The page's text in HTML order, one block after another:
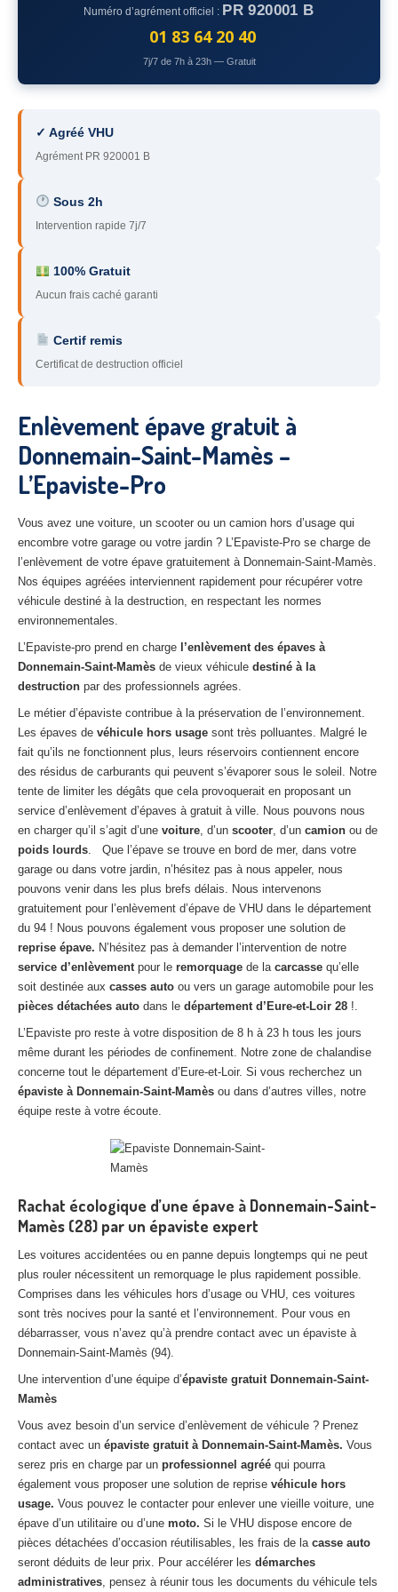
– Yvelines
– Hauts-de-Seine
93– Seine-Saint-Denis
94 – Val-de-Marne
95– Val d’Oise
91 – Essonne
– Yonne
60 – Oise
45 – Loiret
10– Aube
02– Aisne
Tousles secteurs
CENTRE VHU AGRÉE
Centreagréé VHU Paris 75 : casse auto avec destruction
Centreagréé VHU 78 : casse auto avec destruction
Centre agréé VHU 91 : casse auto avec destruction
Centreagréé VHU 92 : casse auto avec destruction
Centreagréé VHU 93 : casse auto avec destruction
Centreagréé VHU 94 : casse auto avec destruction
Centre agréé VHU 95 : casse auto avec destruction
DOCUMENTSÀ JOINDRE
RACHAT VÉHICULES
CONTACT
01 83 64 20 40
Numéro d’agrément officiel : PR 920001 B
01 83 64 20 40
7j/7 de 7h à 23h — Gratuit
✓ Agréé VHU
Agrément PR 920001 B
Sous 2h
Intervention rapide 7j/7
100% Gratuit
Aucun frais caché garanti
Certif remis
Certificat de destruction officiel
Enlèvement épave gratuit à
Donnemain-Saint-Mamès –
L’Epaviste-Pro
Vous avez une voiture, un scooter ou un camion hors d’usage qui
encombre votre garage ou votre jardin ? L’Epaviste-Pro se charge de
l’enlèvement de votre épave gratuitement à Donnemain-Saint-Mamès.
Nos équipes agréées interviennent rapidement pour récupérer votre
véhicule destiné à la destruction, en respectant les normes
environnementales.
L’Epaviste-pro prend en charge l’enlèvement des épaves à
Donnemain-Saint-Mamès de vieux véhicule destiné à la
destruction par des professionnels agrées.
Le métier d’épaviste contribue à la préservation de l’environnement.
Les épaves de véhicule hors usage sont très polluantes. Malgré le
fait qu’ils ne fonctionnent plus, leurs réservoirs contiennent encore
des résidus de carburants qui peuvent s’évaporer sous le soleil. Notre
tente de limiter les dégâts que cela provoquerait en proposant un
service d’enlèvement d’épaves à gratuit à ville. Nous pouvons nous
en charger qu’il s’agit d’une voiture, d’un scooter, d’un camion ou de
poids lourds. Que l’épave se trouve en bord de mer, dans votre
garage ou dans votre jardin, n’hésitez pas à nous appeler, nous
pouvons venir dans les plus brefs délais. Nous intervenons
gratuitement pour l’enlèvement d’épave de VHU dans le département
du 94 ! Nous pouvons également vous proposer une solution de
reprise épave. N’hésitez pas à demander l’intervention de notre
service d’enlèvementpour le remorquage de la carcasse qu’elle
soit destinée aux casses auto ou vers un garage automobile pour les
pièces détachées auto dans le département d’Eure-et-Loir 28 !.
L’Epaviste pro reste à votre disposition de 8 h à 23 h tous les jours
même durant les périodes de confinement. Notre zone de chalandise
concerne tout le département d’Eure-et-Loir. Si vous recherchez un
épaviste à Donnemain-Saint-Mamès ou dans d’autres villes, notre
équipe reste à votre écoute.
Rachat écologique d’une épave à Donnemain-Saint-
Mamès (28) par un épaviste expert
Les voitures accidentées ou en panne depuis longtemps qui ne peut
plus rouler nécessitent un remorquage le plus rapidement possible.
Comprises dans les véhicules hors d’usage ou VHU, ces voitures
sont très nocives pour la santé et l’environnement. Pour vous en
débarrasser, vous n’avez qu’à prendre contact avec un épaviste à
Donnemain-Saint-Mamès (94).
Une intervention d’une équipe d’épaviste gratuit Donnemain-Saint-
Mamès
Vous avez besoin d’un service d’enlèvement de véhicule ? Prenez
contact avec un épaviste gratuit à Donnemain-Saint-Mamès. Vous
serez pris en charge par un professionnel agréé qui pourra
également vous proposer une solution de reprise véhicule hors
usage. Vous pouvez le contacter pour enlever une vieille voiture, une
épave d’un utilitaire ou d’une moto. Si le VHU dispose encore de
pièces détachées d’occasion réutilisables, les frais de la casse auto
seront déduits de leur prix. Pour accélérer les démarches
administratives, pensez à réunir tous les documents du véhicule tels